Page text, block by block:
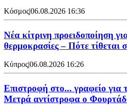
Κόσμος|06.08.2026 16:36
Νέα κίτρινη προειδοποίηση
θερμοκρασίες – Πότε τίθεται
Κύπρος|06.08.2026 16:26
Επιστροφή στο... γραφείο για
Μετρά αντίστροφα ο